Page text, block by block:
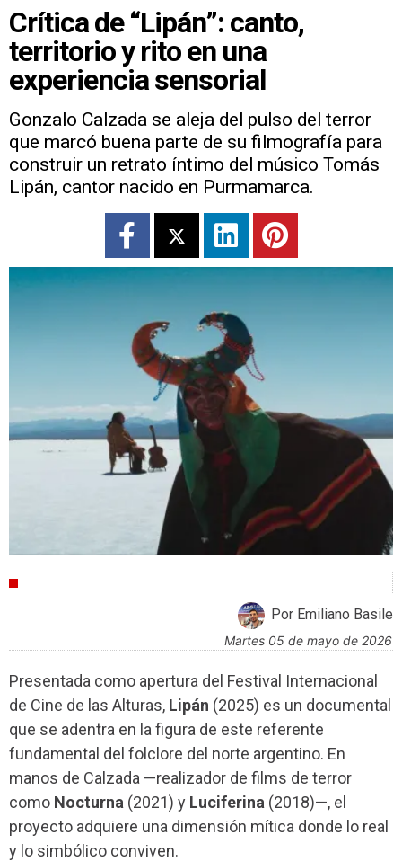
Crítica de “Lipán”: canto,
territorio y rito en una
experiencia sensorial
Gonzalo Calzada se aleja del pulso del terror
que marcó buena parte de su filmografía para
construir un retrato íntimo del músico Tomás
Lipán, cantor nacido en Purmamarca.
Por Emiliano Basile
martes 05 de mayo de 2026
Presentada como apertura del Festival Internacional
de Cine de las Alturas, Lipán (2025) es un documental
que se adentra en la figura de este referente
fundamental del folclore del norte argentino. En
manos de Calzada —realizador de films de terror
como Nocturna (2021) y Luciferina (2018)—, el
proyecto adquiere una dimensión mítica donde lo real
y lo simbólico conviven.